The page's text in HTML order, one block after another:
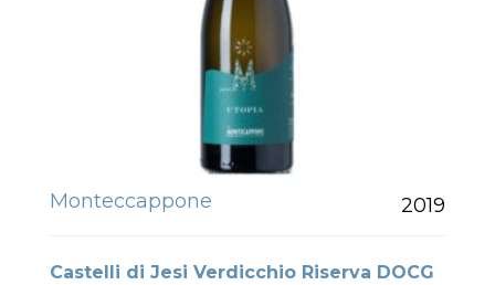
Monteccappone 2019
Castelli di Jesi Verdicchio Riserva DOCG